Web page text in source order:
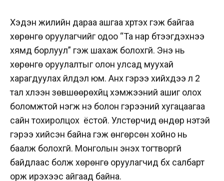
Хэдэн жилийн дараа ашгаа хүртэх гэж байгаа
хөрөнгө оруулагчийг одоо “Та нар бүтээгдэхүүнээ
хямд борлуул” гэж шахаж болохгүй. Энэ нь
хөрөнгө оруулалтыг олон улсад муухай
харагдуулах үйлдэл юм. Анх гэрээ хийхдээ л 2
тал хүлээн зөвшөөрөхүйц хэмжээний ашиг олох
боломжтой нэгж үнэ болон гэрээний хугацаагаа
сайн тохиролцох ёстой. Улстөрчид өндөр үнэтэй
гэрээ хийсэн байна гэж өнгөрсөн хойно нь
баалж болохгүй. Монголын энэхүү тогтворгүй
байдлаас болж хөрөнгө оруулагчид бүх салбарт
орж ирэхээс айгаад байна.